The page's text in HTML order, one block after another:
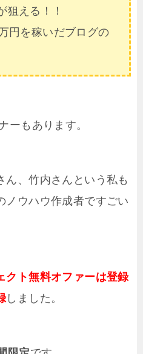
える！！
円を稼いだブログの
ーもあります。
ん、竹内さんという私も
ノウハウ作成者ですごい
クト無料オファーは登録
しました。